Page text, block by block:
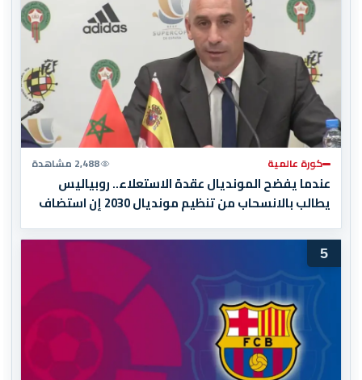
كورة عالمية 2,488 مشاهدة
عندما يفضح المونديال عقدة الاستعلاء.. روبياليس
يطالب بالانسحاب من تنظيم مونديال 2030 إن استضاف
المغرب المباراة النهائية!
5